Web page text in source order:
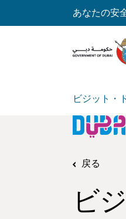
あなたの安
ビジット・
戻る
ビ